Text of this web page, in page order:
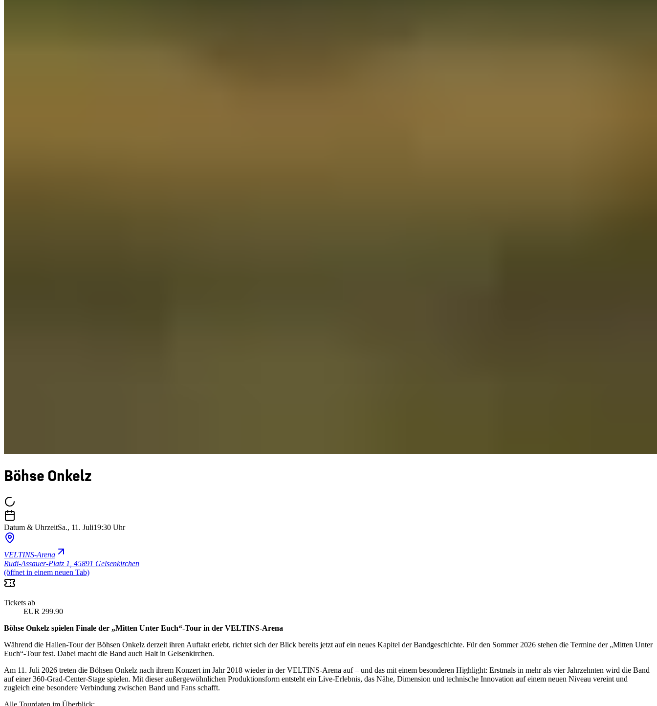
Böhse Onkelz
Datum & UhrzeitSa., 11. Juli19:30 Uhr
VELTINS-Arena
Rudi-Assauer-Platz 1 45891 Gelsenkirchen
(öffnet in einem neuen Tab)
Tickets ab
EUR 299.90
Böhse Onkelz spielen Finale der „Mitten Unter Euch“-Tour in der VELTINS-Arena
Während die Hallen-Tour der Böhsen Onkelz derzeit ihren Auftakt erlebt, richtet sich der Blick bereits jetzt auf ein neues Kapitel der Bandgeschichte. Für den Sommer 2026 stehen die Termine der „Mitten Unter
Euch“-Tour fest. Dabei macht die Band auch Halt in Gelsenkirchen.
Am 11. Juli 2026 treten die Böhsen Onkelz nach ihrem Konzert im Jahr 2018 wieder in der VELTINS-Arena auf – und das mit einem besonderen Highlight: Erstmals in mehr als vier Jahrzehnten wird die Band
auf einer 360-Grad-Center-Stage spielen. Mit dieser außergewöhnlichen Produktionsform entsteht ein Live-Erlebnis, das Nähe, Dimension und technische Innovation auf einem neuen Niveau vereint und
zugleich eine besondere Verbindung zwischen Band und Fans schafft.
Alle Tourdaten im Überblick: